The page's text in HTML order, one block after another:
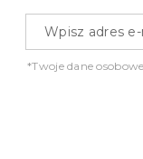
*Twoje dane